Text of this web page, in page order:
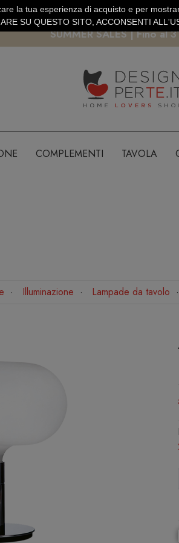
PAGAMENTO SICURO PAYPAL ·
SUMMER SALES | Fino al
COMPLEMENTI TAVOLA
Illuminazione Lampade da tavolo
la tua esperienza di acquisto e per
SU QUESTO SITO, ACCONSENTI